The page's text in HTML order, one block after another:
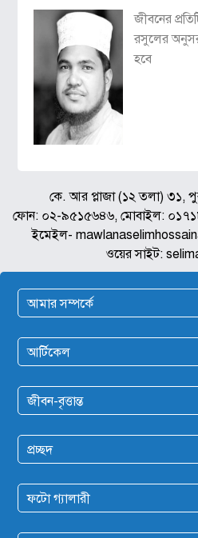
জীবনের
রসুলের
হবে
কে. আর প্লাজা (১২ তলা) ৩১,
ফোন: ০২-৯৫১৫৬৪৬, মোবাইল:
ইমেইল-
ওয়ের সাইট:
আমার সম্পর্কে
আর্টিকেল
জীবন-বৃত্তান্ত
প্রচ্ছদ
ফটো গ্যালারী